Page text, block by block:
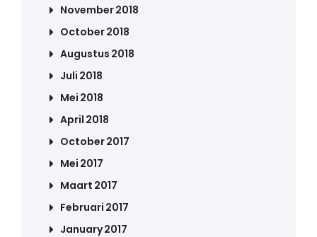
November 2018
October 2018
Augustus 2018
Juli 2018
Mei 2018
April 2018
October 2017
Mei 2017
Maart 2017
Februari 2017
January 2017